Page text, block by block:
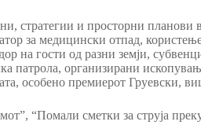
стратегии и просторни
за медицински отпад,
на гости од разни земји,
патрола, организирани
особено премиерот Груевски,
“Помали сметки за струја